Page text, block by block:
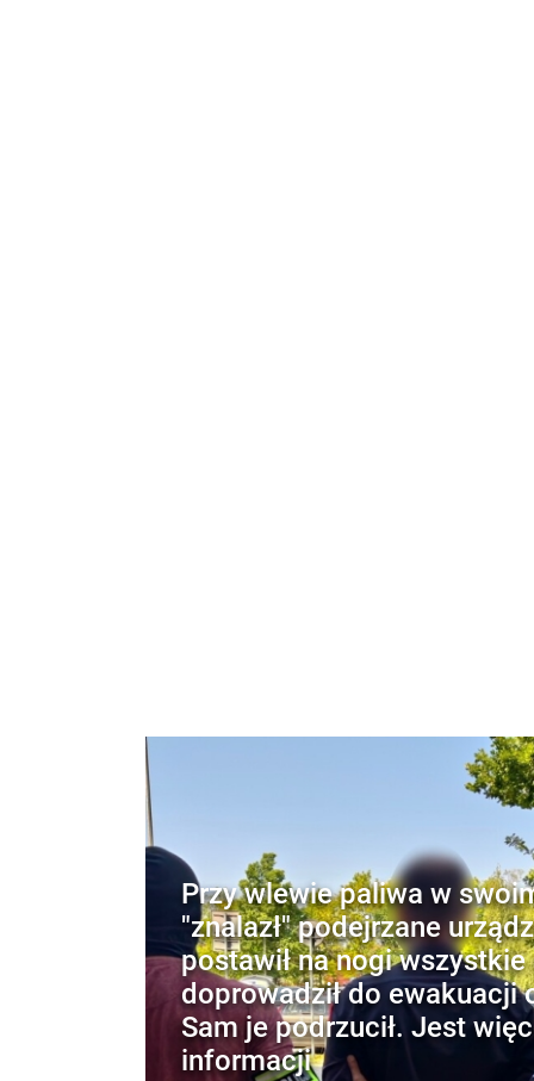
Przy wlewie paliwa w
"znalazł" podejrzane
postawił na nogi wszystkie
doprowadził do ewakuacji
Sam je podrzucił. Jest
informacji